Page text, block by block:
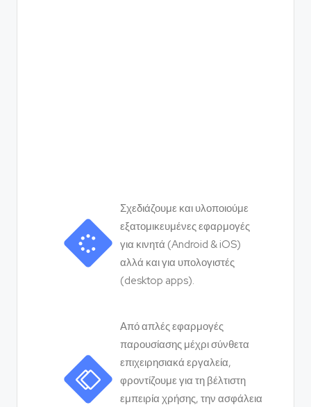
Σχεδιάζουμε και υλοποιούμε
εξατομικευμένες εφαρμογές
για κινητά (Android & iOS)
αλλά και για υπολογιστές
(desktop apps).
Από απλές εφαρμογές
παρουσίασης μέχρι σύνθετα
επιχειρησιακά εργαλεία,
φροντίζουμε για τη βέλτιστη
εμπειρία χρήσης, την ασφάλεια